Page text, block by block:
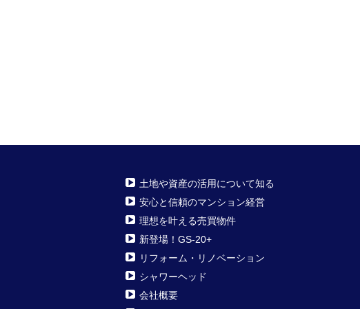
土地や資産の活用について知る
安心と信頼のマンション経営
理想を叶える売買物件
新登場！GS-20+
リフォーム・リノベーション
シャワーヘッド
会社概要